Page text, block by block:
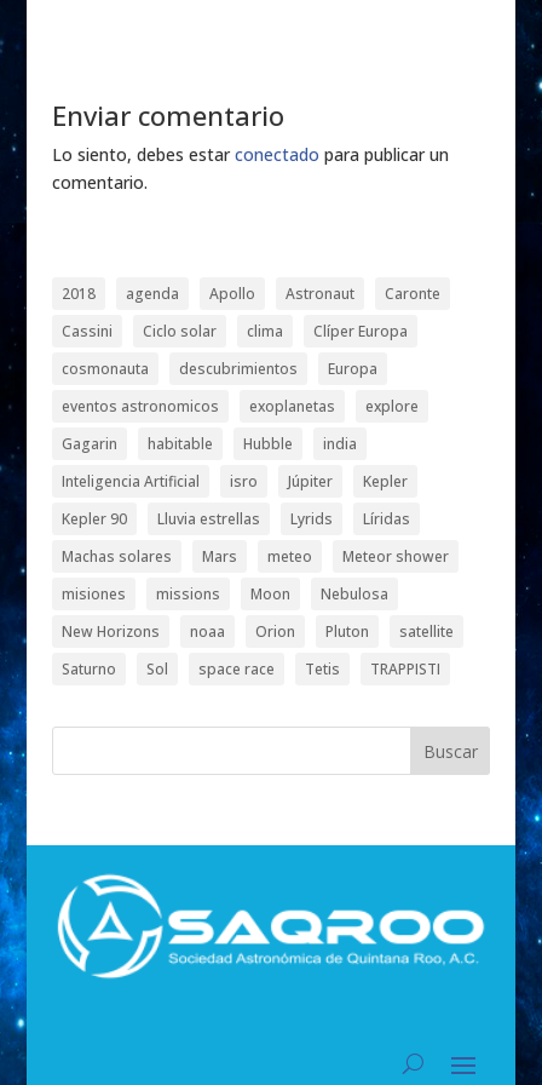
Enviar comentario
Lo siento, debes estarconectado para publicar un
comentario.
2018 agenda Apollo Astronaut
Caronte
Cassini
Ciclo solar clima
Clíper Europa
cosmonauta
descubrimientos
Europa
eventos astronomicos
exoplanetas
explore
Gagarin
habitable Hubble
india
Inteligencia Artificial
isro Júpiter
Kepler
Kepler 90
Lluvia estrellas Lyrids
Líridas
Machas solares
Mars meteo
Meteor shower
misiones
missions Moon
Nebulosa
New Horizons
noaa Orion Pluton
satellite
Saturno
Sol space race Tetis TRAPPISTI
Buscar